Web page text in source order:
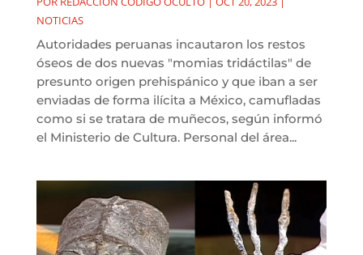
NOTICIAS
Autoridades peruanas incautaron los restos
óseos de dos nuevas "momias tridáctilas" de
presunto origen prehispánico y que iban a ser
enviadas de forma ilícita a México, camufladas
como si se tratara de muñecos, según informó
el Ministerio de Cultura. Personal del área...